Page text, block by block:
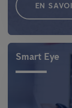
EN
Smart Eye